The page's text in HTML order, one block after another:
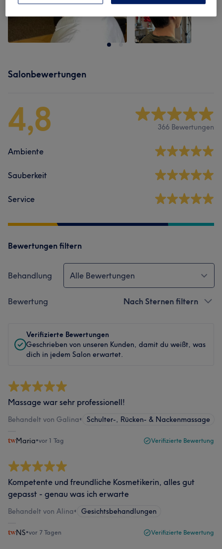
Salonbewertungen
4,8 366 Bewertungen
Ambiente
Sauberkeit
Service
Bewertungen filtern
Behandlung Alle Bewertungen
Bewertung Nach Sternen filtern
Verifizierte Bewertungen
Geschrieben von unseren Kunden, damit du weißt, was
dich in jedem Salon erwartet.
Massage war sehr professionell!
Behandelt von Galina• Schulter-, Rücken- & Nackenmassage
Maria•vor 1 Tag Verifizierte Bewertung
Kompetente und freundliche Kosmetikerin, alles gut
gepasst - genau was ich erwarte
Behandelt von Alina• Gesichtsbehandlungen
NS•vor 7 Tagen Verifizierte Bewertung